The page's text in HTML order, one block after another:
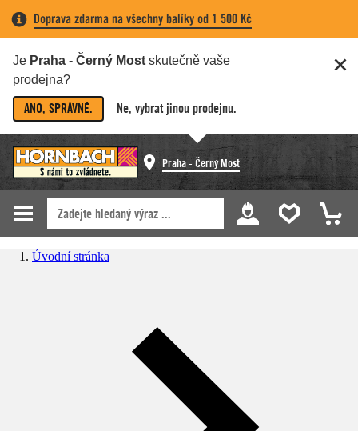
Doprava zdarma na všechny balíky od 1 500 Kč
Je Praha - Černý Most skutečně vaše
prodejna?
ANO, SPRÁVNĚ. Ne, vybrat jinou prodejnu.
Praha - Černý Most
Úvodní stránka